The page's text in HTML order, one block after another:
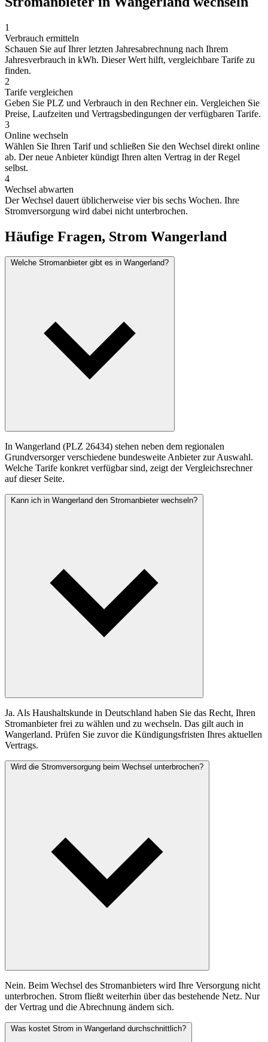
1
Verbrauch ermitteln
Schauen Sie auf Ihrer letzten Jahresabrechnung nach Ihrem
Jahresverbrauch in kWh. Dieser Wert hilft, vergleichbare Tarife zu
finden.
2
Tarife vergleichen
Geben Sie PLZ und Verbrauch in den Rechner ein. Vergleichen Sie
Preise, Laufzeiten und Vertragsbedingungen der verfügbaren Tarife.
3
Online wechseln
Wählen Sie Ihren Tarif und schließen Sie den Wechsel direkt online
ab. Der neue Anbieter kündigt Ihren alten Vertrag in der Regel
selbst.
4
Wechsel abwarten
Der Wechsel dauert üblicherweise vier bis sechs Wochen. Ihre
Stromversorgung wird dabei nicht unterbrochen.
Häufige Fragen, Strom Wangerland
Welche Stromanbieter gibt es in Wangerland?
In Wangerland (PLZ 26434) stehen neben dem regionalen
Grundversorger verschiedene bundesweite Anbieter zur Auswahl.
Welche Tarife konkret verfügbar sind, zeigt der Vergleichsrechner
auf dieser Seite.
Kann ich in Wangerland den Stromanbieter wechseln?
Ja. Als Haushaltskunde in Deutschland haben Sie das Recht, Ihren
Stromanbieter frei zu wählen und zu wechseln. Das gilt auch in
Wangerland. Prüfen Sie zuvor die Kündigungsfristen Ihres aktuellen
Vertrags.
Wird die Stromversorgung beim Wechsel unterbrochen?
Nein. Beim Wechsel des Stromanbieters wird Ihre Versorgung nicht
unterbrochen. Strom fließt weiterhin über das bestehende Netz. Nur
der Vertrag und die Abrechnung ändern sich.
Was kostet Strom in Wangerland durchschnittlich?